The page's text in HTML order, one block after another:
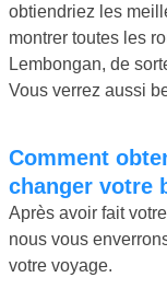
obtiendriez les
montrer toutes les
Lembongan, de
Vous verrez aussi
Comment obtenir un billet et comment
changer votre
Après avoir fait
nous vous
votre voyage.